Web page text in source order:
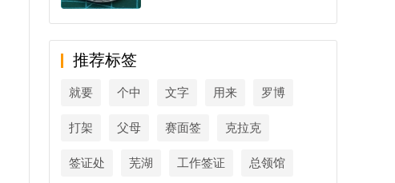
推荐标签
就要 个中 文字 用来 罗博
打架 父母 赛面签 克拉克
签证处 芜湖 工作签证 总领馆